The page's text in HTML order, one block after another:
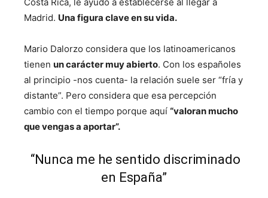
Madrid. Una figura clave en su vida.
Mario Dalorzo considera que los latinoamericanos
tienen un carácter muy abierto. Con los españoles
al principio -nos cuenta- la relación suele ser “fría y
distante”. Pero considera que esa percepción
cambio con el tiempo porque aquí “valoran mucho
que vengas a aportar”.
“Nunca me he sentido discriminado
en España”